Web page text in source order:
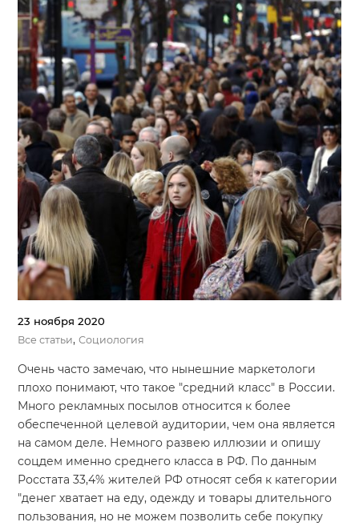
23 ноября 2020
Все статьи,Социология
Очень часто замечаю, что нынешние маркетологи
плохо понимают, что такое "средний класс" в России.
Много рекламных посылов относится к более
обеспеченной целевой аудитории, чем она является
на самом деле. Немного развею иллюзии и опишу
соцдем именно среднего класса в РФ. По данным
Росстата 33,4% жителей РФ относят себя к категории
"денег хватает на еду, одежду и товары длительного
пользования, но не можем позволить себе покупку